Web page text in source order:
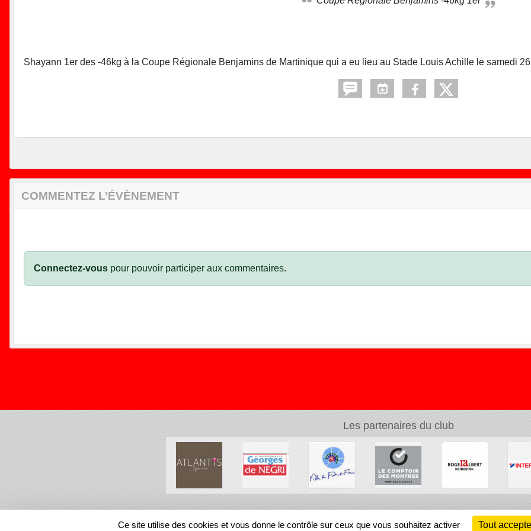
Shayann 1er des -46kg à la Coupe Régionale Benjamins de Martinique qui a eu lieu au Stade Louis Achille le samedi
COMMENTEZ L’ÉVÈNEMENT
Connectez-vous pour pouvoir participer aux commentaires.
Les partenaires du club
REGIONS
Ce site utilise des cookies et vous donne le contrôle sur ceux que vous souhaitez activer Tout